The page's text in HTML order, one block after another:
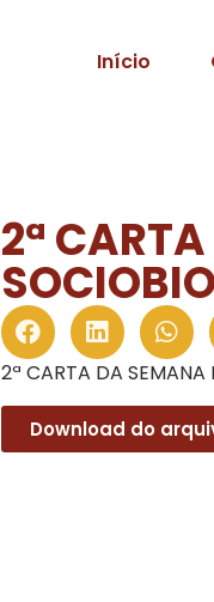
Início
2ª
2ª CARTA DA SEMANA
Download do